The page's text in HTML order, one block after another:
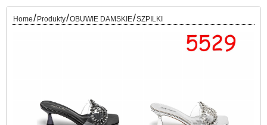
Home/ Produkty/OBUWIE DAMSKIE/SZPILKI